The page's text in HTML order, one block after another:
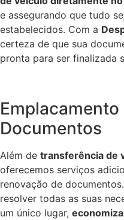
e assegurando que tudo
estabelecidos. Com a
certeza de que sua
pronta para ser finalizada
Documentos
Além de transferência de
oferecemos serviços
renovação de
resolver todas as suas
um único lugar,